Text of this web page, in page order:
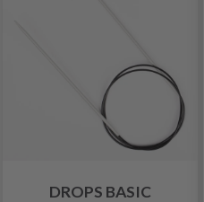
DROPS BASIC